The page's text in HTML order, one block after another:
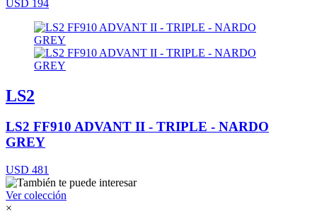
USD 194
LS2
LS2 FF910 ADVANT II - TRIPLE - NARDO
GREY
USD 481
Ver colección
×